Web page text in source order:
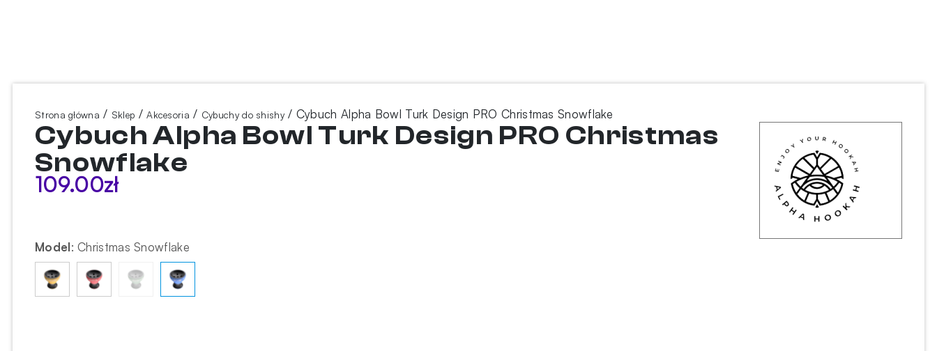
Strona główna / Sklep /Akcesoria / Cybuchy do shishy/ Cybuch Alpha Bowl Turk Design PRO Christmas Snowflake
Cybuch Alpha Bowl Turk Design PRO Christmas
Snowflake
109.00zł
Model: Christmas Snowflake